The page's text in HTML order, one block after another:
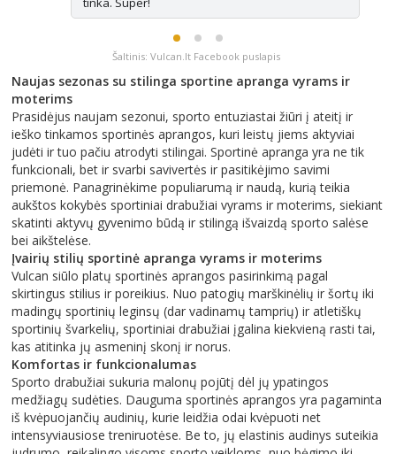
Šaltinis: Vulcan.lt Facebook puslapis
Naujas sezonas su stilinga sportine apranga vyrams ir
moterims
Prasidėjus naujam sezonui, sporto entuziastai žiūri į ateitį ir
ieško tinkamos sportinės aprangos, kuri leistų jiems aktyviai
judėti ir tuo pačiu atrodyti stilingai. Sportinė apranga yra ne tik
funkcionali, bet ir svarbi savivertės ir pasitikėjimo savimi
priemonė. Panagrinėkime populiarumą ir naudą, kurią teikia
aukštos kokybės sportiniai drabužiai vyrams ir moterims, siekiant
skatinti aktyvų gyvenimo būdą ir stilingą išvaizdą sporto salėse
bei aikštelėse.
Įvairių stilių sportinė apranga vyrams ir moterims
Vulcan siūlo platų sportinės aprangos pasirinkimą pagal
skirtingus stilius ir poreikius. Nuo patogių marškinėlių ir šortų iki
madingų sportinių leginsų (dar vadinamų tamprių) ir atletiškų
sportinių švarkelių, sportiniai drabužiai įgalina kiekvieną rasti tai,
kas atitinka jų asmeninį skonį ir norus.
Komfortas ir funkcionalumas
Sporto drabužiai sukuria malonų pojūtį dėl jų ypatingos
medžiagų sudėties. Dauguma sportinės aprangos yra pagaminta
iš kvėpuojančių audinių, kurie leidžia odai kvėpuoti net
intensyviausiose treniruotėse. Be to, jų elastinis audinys suteikia